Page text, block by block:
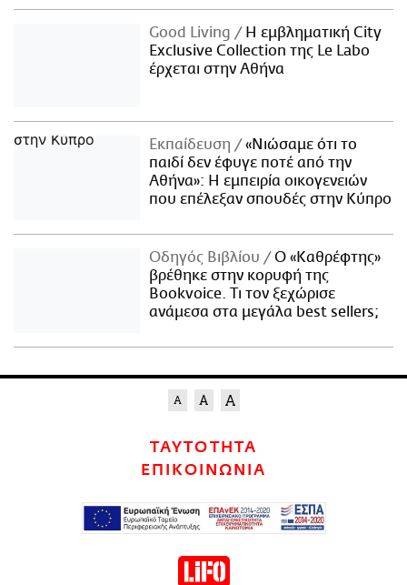
Good Living
Η εμβληματική City
Exclusive Collection της Le Labo
έρχεται στην Αθήνα
Εκπαίδευση
«Νιώσαμε ότι το
παιδί δεν έφυγε ποτέ από την
Αθήνα»: Η εμπειρία οικογενειών
που επέλεξαν σπουδές στην Κύπρο
Οδηγός Βιβλίου
Ο «Καθρέφτης»
βρέθηκε στην κορυφή της
Bookvoice. Τι τον ξεχώρισε
ανάμεσα στα μεγάλα best sellers;
ΤΑΥΤΟΤΗΤΑ
ΕΠΙΚΟΙΝΩΝΙΑ